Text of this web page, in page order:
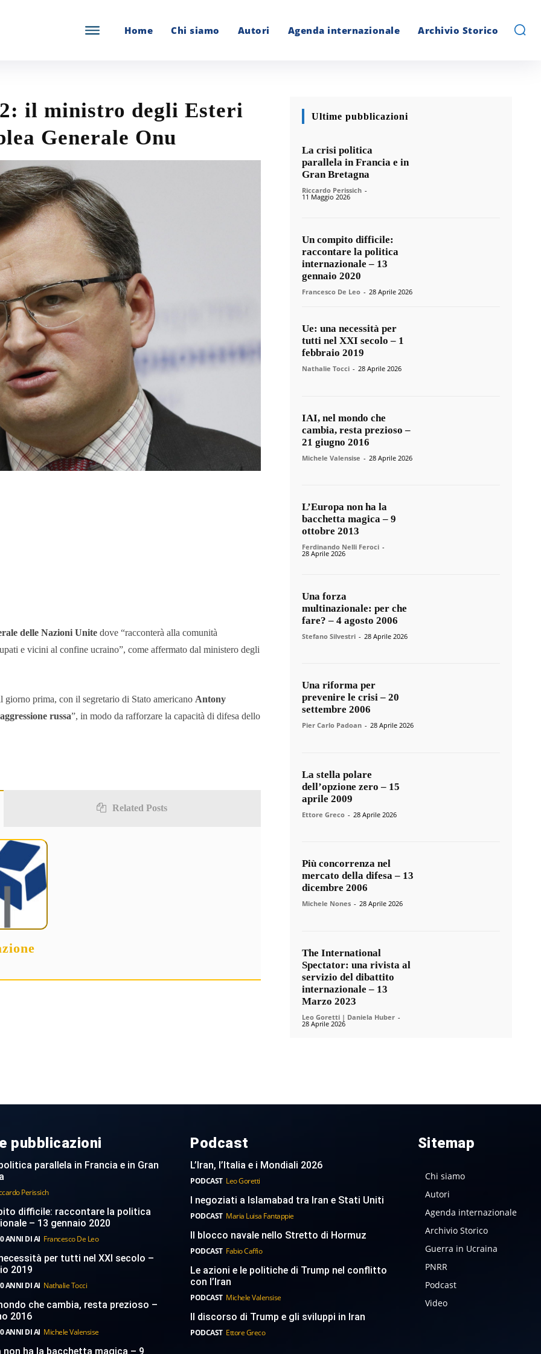
Home Chi siamo Autori Agenda internazionale Archivio Storico
il ministro degli Esteri
Generale Onu
delle Nazioni Unite dove “racconterà alla comunità
e vicini al confine ucraino”, come affermato dal ministero degli
prima, con il segretario di Stato americano Antony
aggressione russa”, in modo da rafforzare la capacità di difesa dello
Related Posts
Ultime pubblicazioni
La crisi politica
parallela in Francia e in
Gran Bretagna
Riccardo Perissich -
11 Maggio 2026
Un compito difficile:
raccontare la politica
internazionale – 13
gennaio 2020
Francesco De Leo - 28 Aprile 2026
Ue: una necessità per
tutti nel XXI secolo – 1
febbraio 2019
Nathalie Tocci - 28 Aprile 2026
IAI, nel mondo che
cambia, resta prezioso –
21 giugno 2016
Michele Valensise - 28 Aprile 2026
L’Europa non ha la
bacchetta magica – 9
ottobre 2013
Ferdinando Nelli Feroci -
28 Aprile 2026
Una forza
multinazionale: per che
fare? – 4 agosto 2006
Stefano Silvestri - 28 Aprile 2026
Una riforma per
prevenire le crisi – 20
settembre 2006
Pier Carlo Padoan - 28 Aprile 2026
La stella polare
dell’opzione zero – 15
aprile 2009
Ettore Greco - 28 Aprile 2026
Più concorrenza nel
mercato della difesa – 13
dicembre 2006
Michele Nones - 28 Aprile 2026
The International
Spectator: una rivista al
servizio del dibattito
internazionale – 13
Marzo 2023
Leo Goretti | Daniela Huber -
28 Aprile 2026
pubblicazioni
parallela in Francia e in Gran
Perissich
difficile: raccontare la politica
– 13 gennaio 2020
ANNI DI AI Francesco De Leo
per tutti nel XXI secolo –
2019
ANNI DI AI Nathalie Tocci
che cambia, resta prezioso –
2016
ANNI DI AI Michele Valensise
non ha la bacchetta magica – 9
Podcast
L’Iran, l’Italia e i Mondiali 2026
PODCAST Leo Goretti
I negoziati a Islamabad tra Iran e Stati Uniti
PODCAST Maria Luisa Fantappie
Il blocco navale nello Stretto di Hormuz
PODCAST Fabio Caffio
Le azioni e le politiche di Trump nel conflitto
con l’Iran
PODCAST Michele Valensise
Il discorso di Trump e gli sviluppi in Iran
PODCAST Ettore Greco
Sitemap
Chi siamo
Autori
Agenda internazionale
Archivio Storico
Guerra in Ucraina
PNRR
Podcast
Video